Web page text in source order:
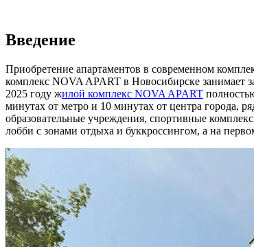
Введение
Приобретение апартаментов в современном
комплекс NOVA APART в Новосибирске занимает
2025 году жилой комплекс NOVA APART
минутах от метро и 10 минутах от центра города,
образовательные учреждения, спортивные
лобби с зонами отдыха и буккроссингом, а на